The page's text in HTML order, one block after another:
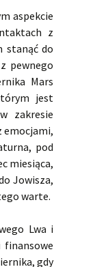
aspekcie
z
stanąć do
pewnego
Mars
jest
zakresie
emocjami,
pod
miesiąca,
Jowisza,
warte.
Lwa i
finansowe
gdy